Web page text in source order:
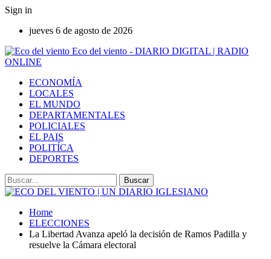
Sign in
jueves 6 de agosto de 2026
Eco del viento - DIARIO DIGITAL | RADIO
ONLINE
ECONOMÍA
LOCALES
EL MUNDO
DEPARTAMENTALES
POLICIALES
EL PAIS
POLITÍCA
DEPORTES
Home
ELECCIONES
La Libertad Avanza apeló la decisión de Ramos Padilla y
resuelve la Cámara electoral